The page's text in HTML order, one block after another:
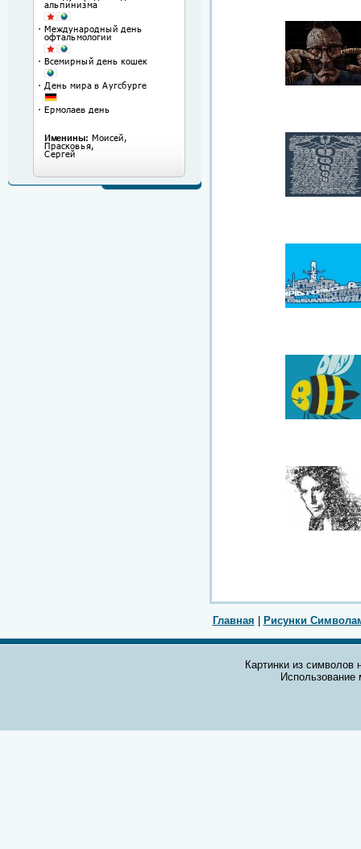
Главная Рисунки
Картинки из символов
Использование